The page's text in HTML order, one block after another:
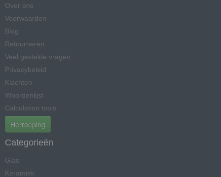
Over ons
Voorwaarden
Blog
Retourneren
Veel gestelde vragen
Privacybeleid
Klachten
Woordenlijst
Calculation tools
Herroeping
Categorieën
Glas
Keramiek